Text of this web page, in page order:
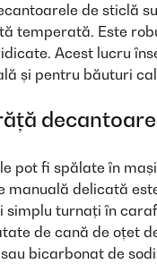
de sticlă
temperată. Este
Acest lucru
și pentru băuturi
pot fi spălate în
manuală delicată
simplu turnați în
de cană de oțet
bicarbonat de